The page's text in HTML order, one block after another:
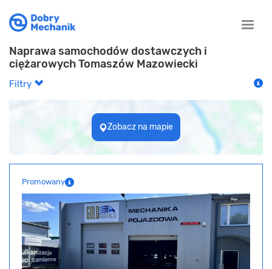
Toggle
Naprawa samochodów dostawczych i
ciężarowych Tomaszów Mazowiecki
Filtry
Zobacz na mapie
Promowany